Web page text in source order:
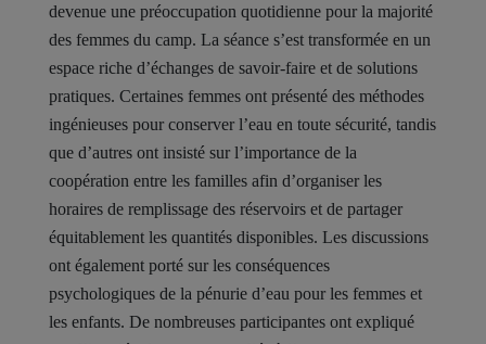
devenue une préoccupation quotidienne pour la majorité
des femmes du camp. La séance s’est transformée en un
espace riche d’échanges de savoir-faire et de solutions
pratiques. Certaines femmes ont présenté des méthodes
ingénieuses pour conserver l’eau en toute sécurité, tandis
que d’autres ont insisté sur l’importance de la
coopération entre les familles afin d’organiser les
horaires de remplissage des réservoirs et de partager
équitablement les quantités disponibles. Les discussions
ont également porté sur les conséquences
psychologiques de la pénurie d’eau pour les femmes et
les enfants. De nombreuses participantes ont expliqué